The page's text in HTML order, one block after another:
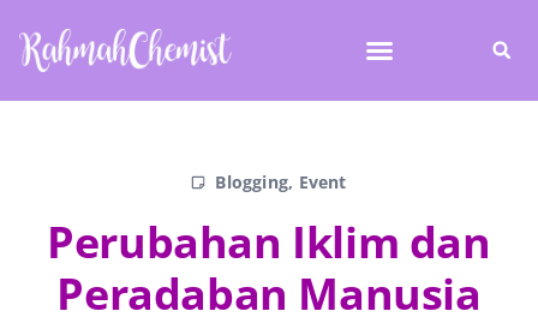
Blogging, Event
Perubahan Iklim dan
Peradaban Manusia